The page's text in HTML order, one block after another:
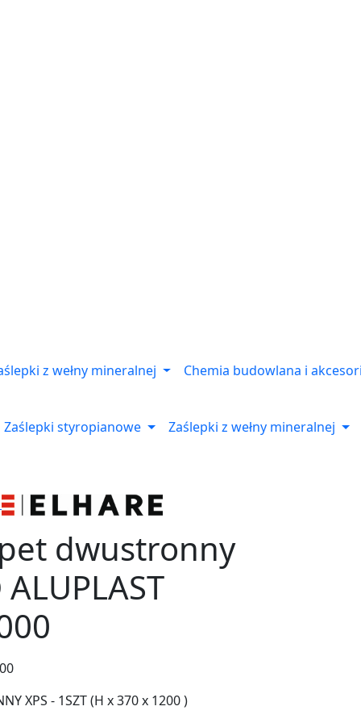
z wełny mineralnej Chemia budowlana i
Zaślepki styropianowe Zaślepki z wełny mineralnej
dwustronny
ALUPLAST
XPS - 1SZT (H x 370 x 1200 )